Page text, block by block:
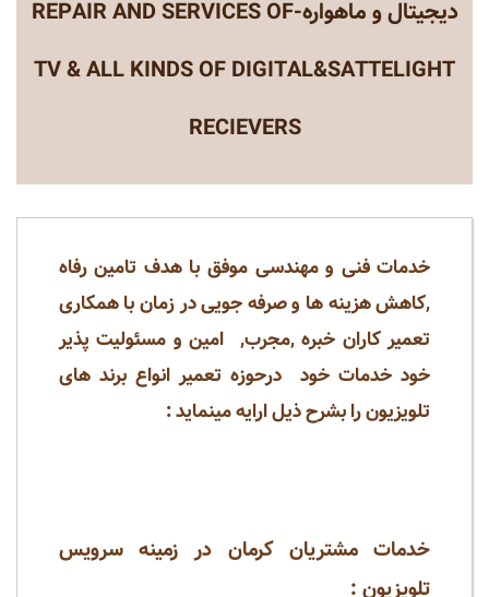
دیجیتال و ماهواره-REPAIR AND SERVICES OF
TV & ALL KINDS OF DIGITAL&SATTELIGHT
RECIEVERS
خدمات فنی و مهندسی موفق با هدف تامین رفاه
,کاهش هزینه ها و صرفه جویی در زمان با همکاری
تعمیر کاران خبره ,مجرب, امین و مسئولیت پذیر
خود خدمات خود درحوزه تعمیر انواع برند های
تلویزیون را بشرح ذیل ارایه مینماید :
خدمات مشتریان کرمان در زمینه سرویس
تلویزیون :